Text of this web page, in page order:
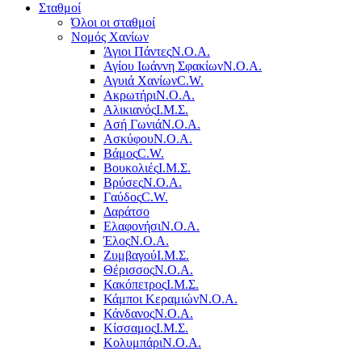
Σταθμοί
Όλοι οι σταθμοί
Νομός Χανίων
Άγιοι ΠάντεςΝ.Ο.Α.
Αγίου Ιωάννη ΣφακίωνΝ.Ο.Α.
Αγυιά ΧανίωνC.W.
ΑκρωτήριΝ.Ο.Α.
ΑλικιανόςΙ.Μ.Σ.
Ασή ΓωνιάΝ.Ο.Α.
ΑσκύφουΝ.Ο.Α.
ΒάμοςC.W.
ΒουκολιέςΙ.Μ.Σ.
ΒρύσεςΝ.Ο.Α.
ΓαύδοςC.W.
Δαράτσο
ΕλαφονήσιΝ.Ο.Α.
ΈλοςΝ.Ο.Α.
ΖυμβαγούΙ.Μ.Σ.
ΘέρισσοςΝ.Ο.Α.
ΚακόπετροςΙ.Μ.Σ.
Κάμποι ΚεραμιώνΝ.Ο.Α.
ΚάνδανοςΝ.Ο.Α.
ΚίσσαμοςΙ.Μ.Σ.
ΚολυμπάριΝ.Ο.Α.